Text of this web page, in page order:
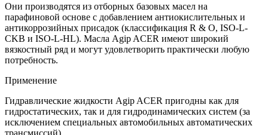
Они производятся из отборных базовых масел на
парафиновой основе с добавлением антиокислительных и
антикоррозийных присадок (классификация R & O, ISO-L-
CKB и ISO-L-HL). Масла Agip ACER имеют широкий
вязкостный ряд и могут удовлетворить практически любую
потребность.
Применение
Гидравлические жидкости Agip ACER пригодны как для
гидростатических, так и для гидродинамических систем (за
исключением специальных автомобильных автоматических
трансмиссий).